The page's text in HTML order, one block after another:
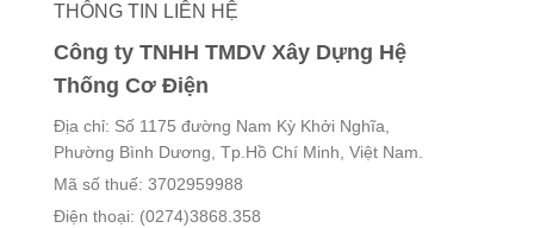
THÔNG TIN LIÊN HỆ
Công ty TNHH TMDV Xây Dựng Hệ
Thống Cơ Điện
Địa chỉ: Số 1175 đường Nam Kỳ Khởi Nghĩa,
Phường Bình Dương, Tp.Hồ Chí Minh, Việt Nam.
Mã số thuế: 3702959988
Điện thoại: (0274)3868.358